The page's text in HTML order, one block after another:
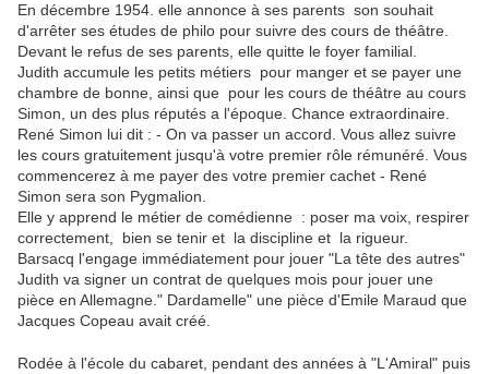
En décembre 1954. elle annonce à ses parents son souhait
d'arrêter ses études de philo pour suivre des cours de théâtre.
Devant le refus de ses parents, elle quitte le foyer familial.
Judith accumule les petits métiers pour manger et se payer une
chambre de bonne, ainsi que pour les cours de théâtre au cours
Simon, un des plus réputés a l'époque. Chance extraordinaire.
René Simon lui dit : - On va passer un accord. Vous allez suivre
les cours gratuitement jusqu'à votre premier rôle rémunéré. Vous
commencerez à me payer des votre premier cachet - René
Simon sera son Pygmalion.
Elle y apprend le métier de comédienne : poser ma voix, respirer
correctement, bien se tenir et la discipline et la rigueur.
Barsacq l'engage immédiatement pour jouer "La tête des autres"
Judith va signer un contrat de quelques mois pour jouer une
pièce en Allemagne." Dardamelle" une pièce d'Emile Maraud que
Jacques Copeau avait créé.
Rodée à l'école du cabaret, pendant des années à "L'Amiral" puis